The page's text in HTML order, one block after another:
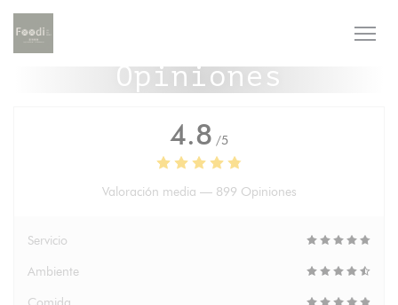
Personalización de sus opciones de cookies
Opiniones
4.8 /5
Valoración media — 899 Opiniones
Servicio
Ambiente